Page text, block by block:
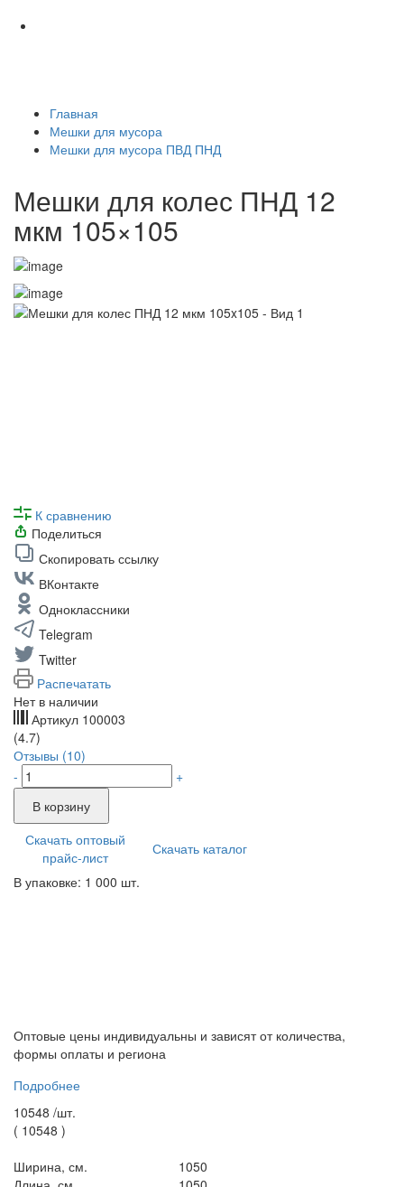
Главная
Мешки для мусора
Мешки для мусора ПВД ПНД
Мешки для колес ПНД 12
мкм 105×105
К сравнению
Поделиться
Скопировать ссылку
ВКонтакте
Одноклассники
Telegram
Twitter
Распечатать
Нет в наличии
Артикул 100003
(4.7)
Отзывы (10)
-
+
В корзину
Скачать оптовый
прайс-лист
Скачать каталог
В упаковке: 1 000 шт.
Оптовые цены индивидуальны и зависят от количества,
формы оплаты и региона
Подробнее
10548 /шт.
( 10548 )
Ширина, см.
1050